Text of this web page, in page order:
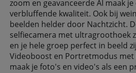
zoom en geavanceerde AI maak
verbluffende kwaliteit. Ook bij
beelden helder door Nachtzicht.
selfiecamera met ultragroothoek
en je hele groep perfect in beeld
Videoboost en Portretmodus
maak je foto's en video's als een